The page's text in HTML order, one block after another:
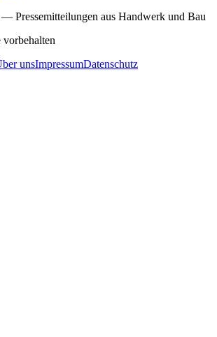
— Pressemitteilungen aus Handwerk und Bau
vorbehalten
unsImpressumDatenschutz